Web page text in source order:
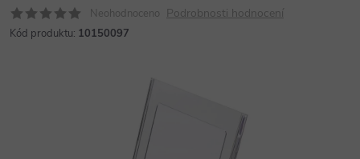
Neohodnoceno Podrobnosti hodnocení
Kód produktu: 10150097